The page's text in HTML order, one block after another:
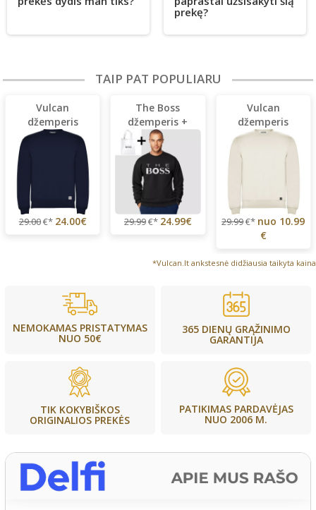
prekę?
TAIP PAT POPULIARU
Vulcan
džemperis
29.00€* 24.00€
The Boss
džemperis +
DOVANA
29.99€* 24.99€
Vulcan
džemperis
29.99€* nuo 10.99
€
*Vulcan.lt ankstesnė didžiausia taikyta kaina
NEMOKAMAS PRISTATYMAS
NUO 50€
365 DIENŲ GRĄŽINIMO
GARANTIJA
TIK KOKYBIŠKOS
ORIGINALIOS PREKĖS
PATIKIMAS PARDAVĖJAS
NUO 2006 M.